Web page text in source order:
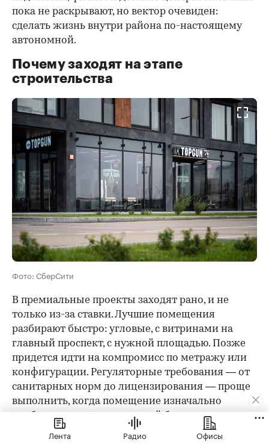
пока не раскрывают, но вектор очевиден:
сделать жизнь внутри района по-настоящему
автономной.
Почему заходят на этапе
строительства
Фото: СберСити
В премиальные проекты заходят рано, и не
только из-за ставки. Лучшие помещения
разбирают быстро: угловые, с витринами на
главный проспект, с нужной площадью. Позже
придется идти на компромисс по метражу или
конфигурации. Регуляторные требования — от
санитарных норм до лицензирования — проще
выполнить, когда помещение изначально
подбирается под конкретный бизнес, а не
адаптируется под остаточный вариант.
Лента Радио Офисы